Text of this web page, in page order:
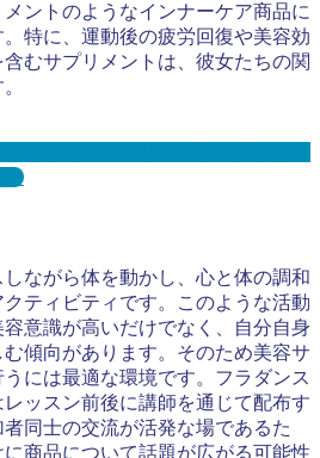
ントのようなインナーケア商品に
特に、運動後の疲労回復や美容効
むサプリメントは、彼女たちの関
ットネスジムサンプリングとは？
介
ながら体を動かし、心と体の調和
ティビティです。このような活動
意識が高いだけでなく、自分自身
傾向があります。そのため美容サ
には最適な環境です。フラダンス
ッスン前後に講師を通じて配布す
同士の交流が活発な場であるた
商品について話題が広がる可能性